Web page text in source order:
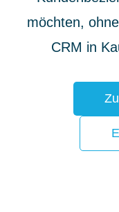
möchten,
CRM in